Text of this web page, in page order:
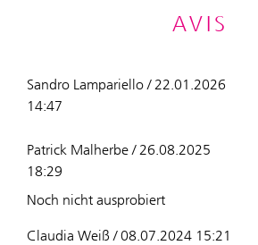
AVIS
Sandro Lampariello / 22.01.2026
14:47
Patrick Malherbe / 26.08.2025
18:29
Noch nicht ausprobiert
Claudia Weiß / 08.07.2024 15:21